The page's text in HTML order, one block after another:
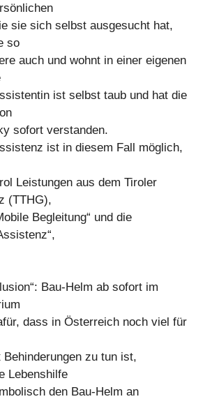
sie sich selbst ausgesucht hat,
so
auch und wohnt in einer eigenen
ist selbst taub und hat die
sofort verstanden.
ist in diesem Fall möglich,
Leistungen aus dem Tiroler
(TTHG),
Begleitung“ und die
Bau-Helm ab sofort im
dass in Österreich noch viel für
Behinderungen zu tun ist,
Lebenshilfe
den Bau-Helm an